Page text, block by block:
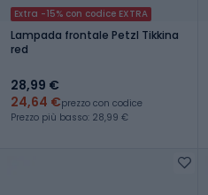
Extra -15% con codice EXTRA
Lampada frontale Petzl Tikkina
red
28,99 €
24,64 €prezzo con codice
Prezzo più basso: 28,99 €